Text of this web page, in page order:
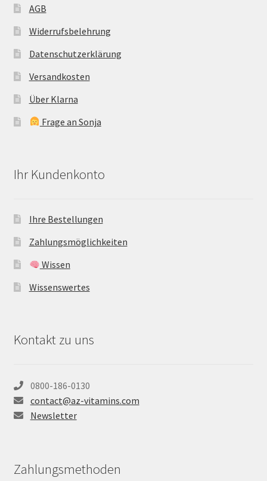
AGB
Widerrufsbelehrung
Datenschutzerklärung
Versandkosten
Über Klarna
Frage an Sonja
Ihr Kundenkonto
Ihre Bestellungen
Zahlungsmöglichkeiten
Wissen
Wissenswertes
Kontakt zu uns
0800-186-0130
contact@az-vitamins.com
Newsletter
Zahlungsmethoden